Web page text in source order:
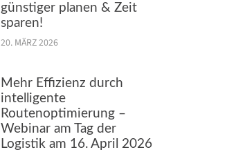
günstiger planen & Zeit
sparen!
20. MÄRZ 2026
Mehr Effizienz durch
intelligente
Routenoptimierung –
Webinar am Tag der
Logistik am 16. April 2026